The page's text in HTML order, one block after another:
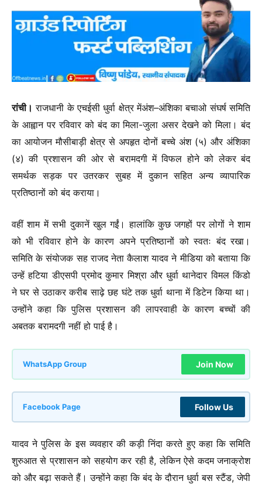
रांची। राजधानी के एचईसी धुर्वा क्षेत्र मेंअंश–अंशिका बचाओ संघर्ष समिति
के आह्वान पर रविवार को बंद का मिला-जुला असर देखने को मिला। बंद
का आयोजन मौसीबाड़ी क्षेत्र से अपहृत दोनों बच्चे अंश (५) और अंशिका
(४) की प्रशासन की ओर से बरामदगी में विफल होने को लेकर बंद
समर्थक सड़क पर उतरकर सुबह में दुकान सहित अन्य व्यापारिक
प्रतिष्ठानों को बंद कराया।
वहीं शाम में सभी दुकानें खुल गईं। हालांकि कुछ जगहों पर लोगों ने शाम
को भी रविवार होने के कारण अपने प्रतिष्ठानों को स्वतः बंद रखा।
समिति के संयोजक सह राजद नेता कैलाश यादव ने मीडिया को बताया कि
उन्हें हटिया डीएसपी प्रमोद कुमार मिश्रा और धुर्वा थानेदार विमल किंडो
ने घर से उठाकर करीब साढ़े छह घंटे तक धुर्वा थाना में डिटेन किया था।
उन्होंने कहा कि पुलिस प्रशासन की लापरवाही के कारण बच्चों की
अबतक बरामदगी नहीं हो पाई है।
WhatsApp Group Join Now
Facebook Page Follow Us
यादव ने पुलिस के इस व्यवहार की कड़ी निंदा करते हुए कहा कि समिति
शुरुआत से प्रशासन को सहयोग कर रही है, लेकिन ऐसे कदम जनाक्रोश
को और बढ़ा सकते हैं। उन्होंने कहा कि बंद के दौरान धुर्वा बस स्टैंड, जेपी